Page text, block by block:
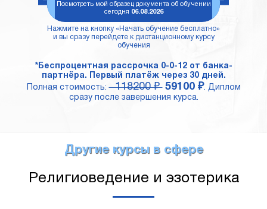
Посмотреть мой образец документа об обучении
сегодня 06.08.2026
Нажмите на кнопку «Начать обучение бесплатно»
и вы сразу перейдете к дистанционному курсу
обучения
*Беспроцентная рассрочка 0-0-12 от банка-
партнёра. Первый платёж через 30 дней.
Полная стоимость:118200 ₽ 59100 ₽. Диплом
сразу после завершения курса.
Другие курсы в сфере
Религиоведение и эзотерика